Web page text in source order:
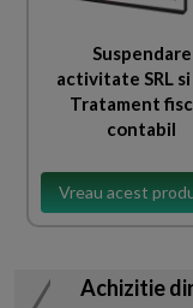
Suspendare
activitate SRL si
Tratament
contabil
Vreau acest
Achizitie